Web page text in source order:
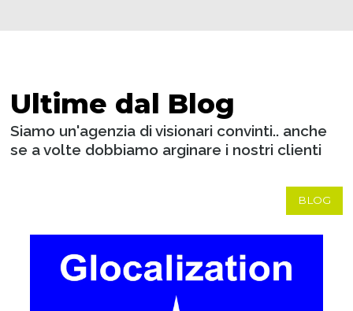
Ultime dal Blog
Siamo un'agenzia di visionari convinti.. anche
se a volte dobbiamo arginare i nostri clienti
BLOG